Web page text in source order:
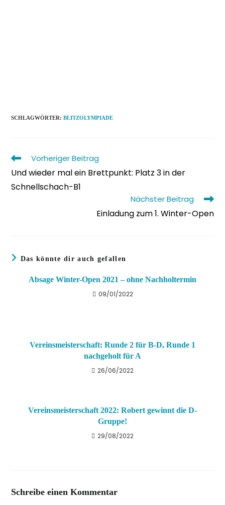
SCHLAGWÖRTER:BLITZOLYMPIADE
Weitere
Artikel
ansehen
Vorheriger Beitrag
Und wieder mal ein Brettpunkt: Platz 3 in der
Schnellschach-B1
Nächster Beitrag
Einladung zum 1. Winter-Open
Das könnte dir auch gefallen
Absage Winter-Open 2021 – ohne Nachholtermin
09/01/2022
Vereinsmeisterschaft: Runde 2 für B-D, Runde 1
nachgeholt für A
26/06/2022
Vereinsmeisterschaft 2022: Robert gewinnt die D-
Gruppe!
29/08/2022
Schreibe einen Kommentar